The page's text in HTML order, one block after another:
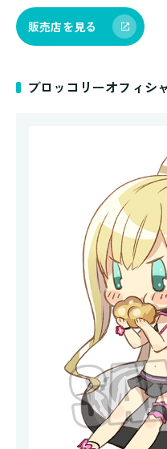
販売店を見る
ブロッコリーオフィシ